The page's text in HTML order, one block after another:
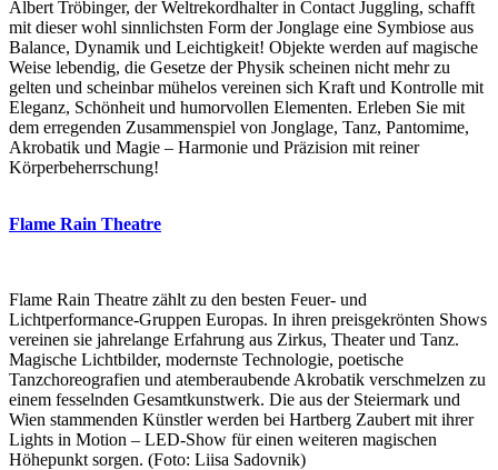
Albert Tröbinger, der Weltrekordhalter in Contact Juggling, schafft
mit dieser wohl sinnlichsten Form der Jonglage eine Symbiose aus
Balance, Dynamik und Leichtigkeit! Objekte werden auf magische
Weise lebendig, die Gesetze der Physik scheinen nicht mehr zu
gelten und scheinbar mühelos vereinen sich Kraft und Kontrolle mit
Eleganz, Schönheit und humorvollen Elementen. Erleben Sie mit
dem erregenden Zusammenspiel von Jonglage, Tanz, Pantomime,
Akrobatik und Magie – Harmonie und Präzision mit reiner
Körperbeherrschung!
Flame Rain Theatre
Flame Rain Theatre zählt zu den besten Feuer- und
Lichtperformance-Gruppen Europas. In ihren preisgekrönten Shows
vereinen sie jahrelange Erfahrung aus Zirkus, Theater und Tanz.
Magische Lichtbilder, modernste Technologie, poetische
Tanzchoreografien und atemberaubende Akrobatik verschmelzen zu
einem fesselnden Gesamtkunstwerk. Die aus der Steiermark und
Wien stammenden Künstler werden bei Hartberg Zaubert mit ihrer
Lights in Motion – LED-Show für einen weiteren magischen
Höhepunkt sorgen. (Foto: Liisa Sadovnik)